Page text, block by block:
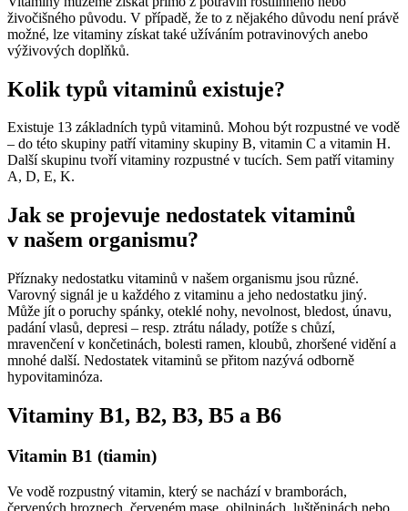
živočišného původu. V případě, že to z nějakého důvodu není právě
možné, lze vitaminy získat také užíváním potravinových anebo
výživových doplňků.
Kolik typů vitaminů existuje?
Existuje 13 základních typů vitaminů. Mohou být rozpustné ve vodě
– do této skupiny patří vitaminy skupiny B, vitamin C a vitamin H.
Další skupinu tvoří vitaminy rozpustné v tucích. Sem patří vitaminy
A, D, E, K.
Jak se projevuje nedostatek vitaminů
v našem organismu?
Příznaky nedostatku vitaminů v našem organismu jsou různé.
Varovný signál je u každého z vitaminu a jeho nedostatku jiný.
Může jít o poruchy spánky, oteklé nohy, nevolnost, bledost, únavu,
padání vlasů, depresi – resp. ztrátu nálady, potíže s chůzí,
mravenčení v končetinách, bolesti ramen, kloubů, zhoršené vidění a
mnohé další. Nedostatek vitaminů se přitom nazývá odborně
hypovitaminóza.
Vitaminy B1, B2, B3, B5 a B6
Vitamin B1 (tiamin)
Ve vodě rozpustný vitamin, který se nachází v bramborách,
červených hroznech, červeném mase, obilninách, luštěninách nebo